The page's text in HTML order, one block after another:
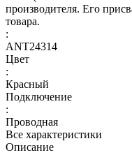
производителя. Его
товара.
:
ANT24314
Цвет
:
Красный
Подключение
:
Проводная
Все характеристики
Описание